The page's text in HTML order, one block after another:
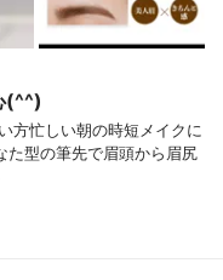
(^^)
方忙しい朝の時短メイクに
た型の筆先で眉頭から眉尻